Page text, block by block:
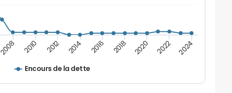
Encours de la dette
2008 2010 2012 2014 2016 2018 2020 2022 2024